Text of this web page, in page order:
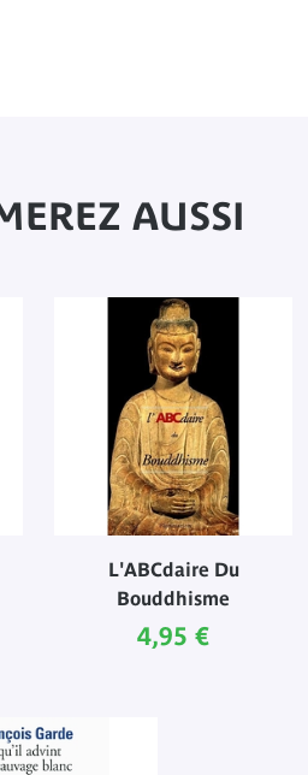
AUSSI
L'ABCdaire Du
Bouddhisme
Prix ​​actuel
4,95 €